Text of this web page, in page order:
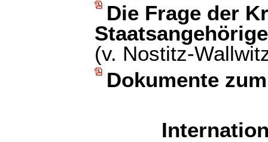
Die Frage der
(v. Nostitz-
Dokumente